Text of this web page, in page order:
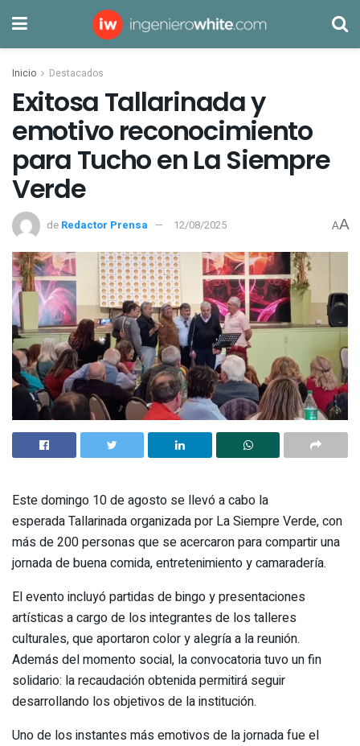
Inicio Destacados
Exitosa Tallarinada y
emotivo reconocimiento
para Tucho en La Siempre
Verde
de Redactor Prensa 12/08/2025 AA
Este domingo 10 de agosto se llevó a cabo la
esperada Tallarinada organizada por La Siempre Verde, con
más de 200 personas que se acercaron para compartir una
jornada de buena comida, entretenimiento y camaradería.
El evento incluyó partidas de bingo y presentaciones
artísticas a cargo de los integrantes de los talleres
culturales, que aportaron color y alegría a la reunión.
Además del momento social, la convocatoria tuvo un fin
solidario: la recaudación obtenida permitirá seguir
desarrollando los objetivos de la institución.
Uno de los instantes más emotivos de la jornada fue el